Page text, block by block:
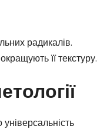
радикалів.
її текстуру.